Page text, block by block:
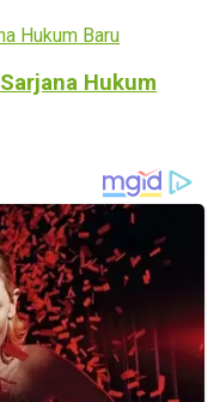
Hukum